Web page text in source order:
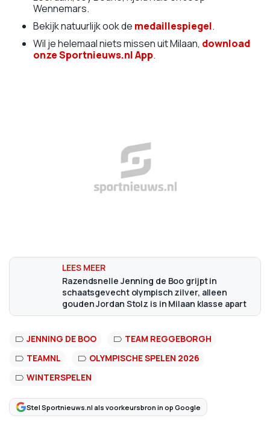
Wennemars.
Bekijk natuurlijk ook de medaillespiegel.
Wil je helemaal niets missen uit Milaan, download
onze Sportnieuws.nl App.
Razendsnelle Jenning de Boo grijpt in
schaatsgevecht olympisch zilver, alleen
gouden Jordan Stolz is in Milaan klasse apart
JENNING DE BOO
TEAM REGGEBORGH
TEAMNL
OLYMPISCHE SPELEN 2026
WINTERSPELEN
Stel Sportnieuws.nl als voorkeursbron in op Google